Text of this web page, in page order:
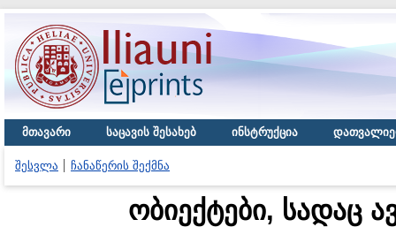
მთავარი საცავის შესახებ ინსტრუქცია
შესვლა ჩანაწერის შექმნა
ობიექტები, სადაც